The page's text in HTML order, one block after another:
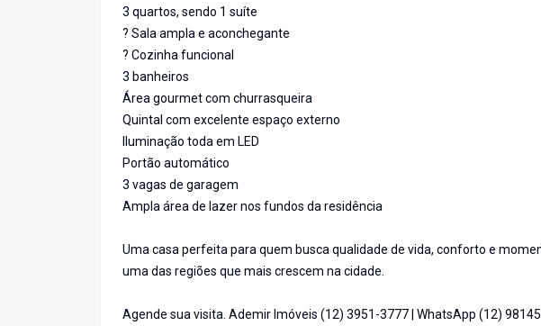
3 quartos, sendo 1 suíte
? Sala ampla e aconchegante
? Cozinha funcional
3 banheiros
Área gourmet com churrasqueira
Quintal com excelente espaço externo
Iluminação toda em LED
Portão automático
3 vagas de garagem
Ampla área de lazer nos fundos da residência
Uma casa perfeita para quem busca qualidade de vida, conforto e
uma das regiões que mais crescem na cidade.
Agende sua visita. Ademir Imóveis (12) 3951-3777 | WhatsApp (12)